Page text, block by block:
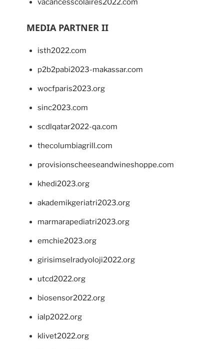
vacancesscolaires2022.com
MEDIA PARTNER II
isth2022.com
p2b2pabi2023-makassar.com
wocfparis2023.org
sinc2023.com
scdlqatar2022-qa.com
thecolumbiagrill.com
provisionscheeseandwineshoppe.com
khedi2023.org
akademikgeriatri2023.org
marmarapediatri2023.org
emchie2023.org
girisimselradyoloji2022.org
utcd2022.org
biosensor2022.org
ialp2022.org
klivet2022.org